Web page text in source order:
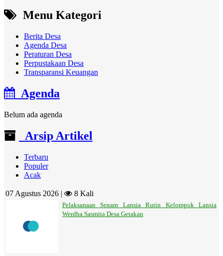
Menu Kategori
Berita Desa
Agenda Desa
Peraturan Desa
Perpustakaan Desa
Transparansi Keuangan
Agenda
Belum ada agenda
Arsip Artikel
Terbaru
Populer
Acak
07 Agustus 2026 | 8 Kali
Pelaksanaan Senam Lansia Rutin Kelompok Lansia
Werdha Sasmita Desa Getakan